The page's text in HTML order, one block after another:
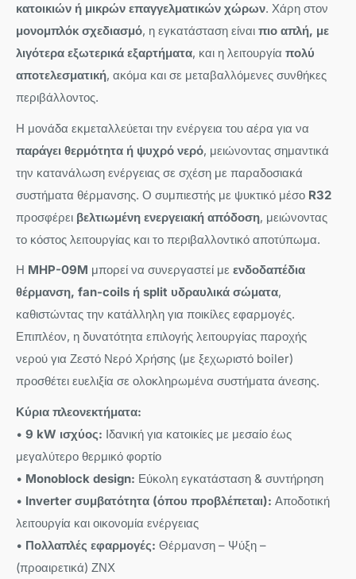
κατοικιών ή μικρών επαγγελματικών χώρων. Χάρη στον
μονομπλόκ σχεδιασμό, η εγκατάσταση είναι πιο απλή, με
λιγότερα εξωτερικά εξαρτήματα, και η λειτουργία πολύ
αποτελεσματική, ακόμα και σε μεταβαλλόμενες συνθήκες
περιβάλλοντος.
Η μονάδα εκμεταλλεύεται την ενέργεια του αέρα για να
παράγει θερμότητα ή ψυχρό νερό, μειώνοντας σημαντικά
την κατανάλωση ενέργειας σε σχέση με παραδοσιακά
συστήματα θέρμανσης. Ο συμπιεστής με ψυκτικό μέσο R32
προσφέρει βελτιωμένη ενεργειακή απόδοση, μειώνοντας
το κόστος λειτουργίας και το περιβαλλοντικό αποτύπωμα.
Η MHP-09M μπορεί να συνεργαστεί με ενδοδαπέδια
θέρμανση, fan-coils ή split υδραυλικά σώματα,
καθιστώντας την κατάλληλη για ποικίλες εφαρμογές.
Επιπλέον, η δυνατότητα επιλογής λειτουργίας παροχής
νερού για Ζεστό Νερό Χρήσης (με ξεχωριστό boiler)
προσθέτει ευελιξία σε ολοκληρωμένα συστήματα άνεσης.
Κύρια πλεονεκτήματα:
• 9 kW ισχύος: Ιδανική για κατοικίες με μεσαίο έως
μεγαλύτερο θερμικό φορτίο
• Monoblock design: Εύκολη εγκατάσταση & συντήρηση
• Inverter συμβατότητα (όπου προβλέπεται): Αποδοτική
λειτουργία και οικονομία ενέργειας
• Πολλαπλές εφαρμογές: Θέρμανση – Ψύξη –
(προαιρετικά) ΖΝΧ